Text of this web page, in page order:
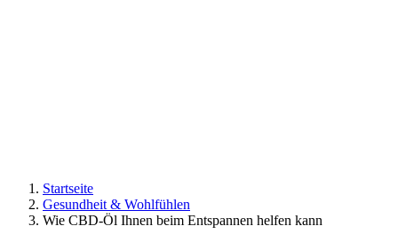
Startseite
Gesundheit & Wohlfühlen
Wie CBD-Öl Ihnen beim Entspannen helfen kann